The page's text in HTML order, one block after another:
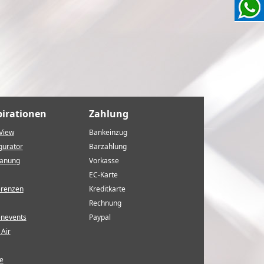
Zahlung
Bankeinzug
Barzahlung
Vorkasse
EC-Karte
Kreditkarte
Rechnung
Paypal